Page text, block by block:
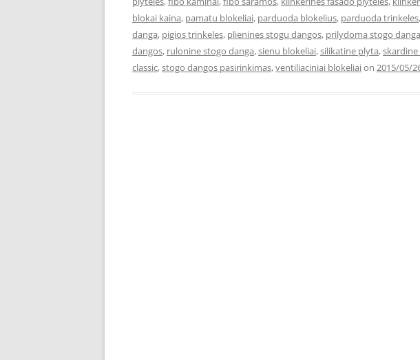
blokai kaina, pamatu blokeliai, parduoda blokelius, parduoda trinkeles,
danga, pigios trinkeles, plienines stogu dangos, prilydoma stogo danga
dangos, rulonine stogo danga,sienu blokeliai,silikatine plyta,skardine
classic,stogo dangos pasirinkimas,ventiliaciniai blokeliaion 2015/05/